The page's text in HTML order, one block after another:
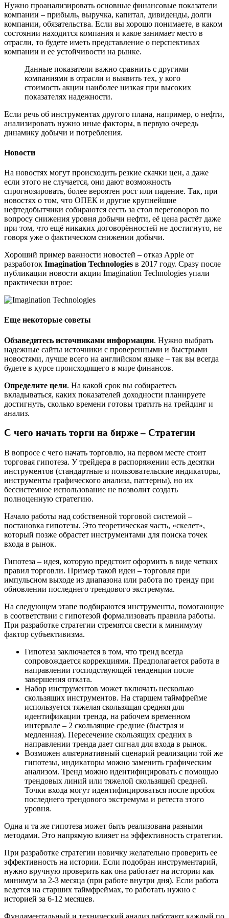
Нужно проанализировать основные финансовые показатели
компании – прибыль, выручка, капитал, дивиденды, долги
компании, обязательства. Если вы хорошо понимаете, в каком
состоянии находится компания и какое занимает место в
отрасли, то будете иметь представление о перспективах
компании и ее устойчивости на рынке.
Данные показатели важно сравнить с другими
компаниями в отрасли и выявить тех, у кого
стоимость акции наиболее низкая при высоких
показателях надежности.
Если речь об инструментах другого плана, например, о нефти,
анализировать нужно иные факторы, в первую очередь
динамику добычи и потребления.
Новости
На новостях могут происходить резкие скачки цен, а даже
если этого не случается, они дают возможность
спрогнозировать, более вероятен рост или падение. Так, при
новостях о том, что ОПЕК и другие крупнейшие
нефтедобытчики собираются сесть за стол переговоров по
вопросу снижения уровня добычи нефти, её цена растёт даже
при том, что ещё никаких договорённостей не достигнуто, не
говоря уже о фактическом снижении добычи.
Хороший пример важности новостей – отказ Apple от
разработок Imagination Technologies в 2017 году. Сразу после
публикации новости акции Imagination Technologies упали
практически втрое:
Еще некоторые советы
Обзаведитесь источниками информации. Нужно выбрать
надежные сайты источники с проверенными и быстрыми
новостями, лучше всего на английском языке – так вы всегда
будете в курсе происходящего в мире финансов.
Определите цели. На какой срок вы собираетесь
вкладываться, каких показателей доходности планируете
достигнуть, сколько времени готовы тратить на трейдинг и
анализ.
С чего начать торги на бирже – Стратегии
В вопросе с чего начать торговлю, на первом месте стоит
торговая гипотеза. У трейдера в распоряжении есть десятки
инструментов (стандартные и пользовательские индикаторы,
инструменты графического анализа, паттерны), но их
бессистемное использование не позволит создать
полноценную стратегию.
Начало работы над собственной торговой системой –
постановка гипотезы. Это теоретическая часть, «скелет»,
который позже обрастет инструментами для поиска точек
входа в рынок.
Гипотеза – идея, которую предстоит оформить в виде четких
правил торговли. Пример такой идеи – торговля при
импульсном выходе из диапазона или работа по тренду при
обновлении последнего трендового экстремума.
На следующем этапе подбираются инструменты, помогающие
в соответствии с гипотезой формализовать правила работы.
При разработке стратегии стремятся свести к минимуму
фактор субъективизма.
Гипотеза заключается в том, что тренд всегда
сопровождается коррекциями. Предполагается работа в
направлении господствующей тенденции после
завершения отката.
Набор инструментов может включать несколько
скользящих инструментов. На старшем таймфрейме
используется тяжелая скользящая средняя для
идентификации тренда, на рабочем временном
интервале – 2 скользящие средние (быстрая и
медленная). Пересечение скользящих средних в
направлении тренда дает сигнал для входа в рынок.
Возможен альтернативный сценарий реализации той же
гипотезы, индикаторы можно заменить графическим
анализом. Тренд можно идентифицировать с помощью
трендовых линий или тяжелой скользящей средней.
Точки входа могут идентифицироваться после пробоя
последнего трендового экстремума и ретеста этого
уровня.
Одна и та же гипотеза может быть реализована разными
методами. Это напрямую влияет на эффективность стратегии.
При разработке стратегии новичку желательно проверить ее
эффективность на истории. Если подобран инструментарий,
нужно вручную проверить как она работает на истории как
минимум за 2-3 месяца (при работе внутри дня). Если работа
ведется на старших таймфреймах, то работать нужно с
историей за 6-12 месяцев.
Фундаментальный и технический анализ работают каждый по